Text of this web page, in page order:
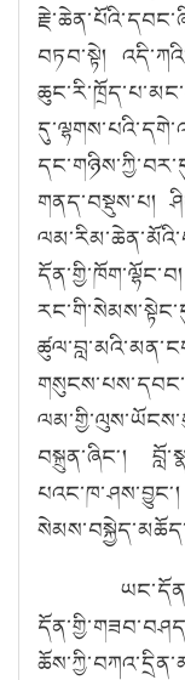
བཏབ་སྟེ།
གནད་བསྡུས་པ།
བསྐྲུན་ཞིང༌།